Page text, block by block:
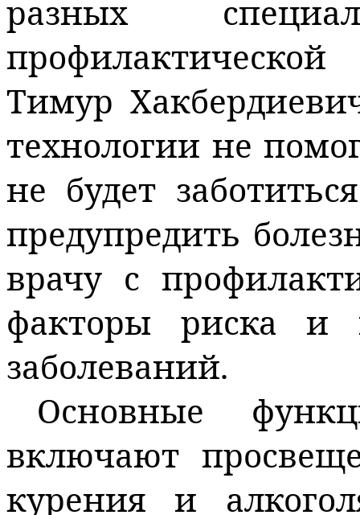
разных
Тимур
технологии не
не будет
предупредить
врачу с
факторы риска и
заболеваний.
Основные
включают
курения и